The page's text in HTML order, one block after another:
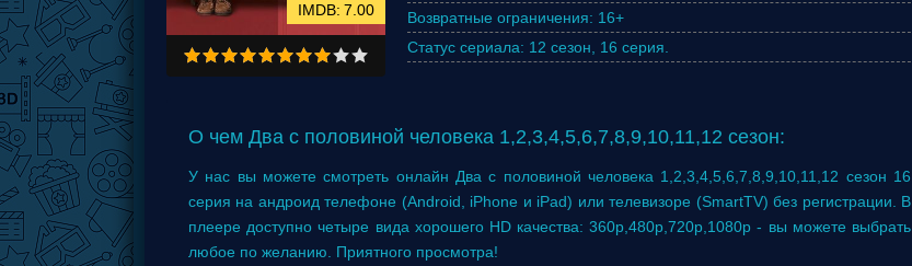
7.00
Возвратные ограничения: 16+
Статус сериала: 12 сезон, 16 серия.
О чем Два с половиной человека 1,2,3,4,5,6,7,8,9,10,11,12 сезон:
У нас вы можете смотреть онлайн Два с половиной человека 1,2,3,4,5,6,7,8,9,10,11,12 сезон 16
серия на андроид телефоне (Android, iPhone и iPad) или телевизоре (SmartTV) без регистрации. В
плеере доступно четыре вида хорошего HD качества: 360p,480p,720p,1080p - вы можете выбрать
любое по желанию. Приятного просмотра!